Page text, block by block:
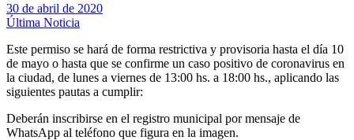
30 de abril de 2020
Última Noticia
Este permiso se hará de forma restrictiva y provisoria hasta el día 10
de mayo o hasta que se confirme un caso positivo de coronavirus en
la ciudad, de lunes a viernes de 13:00 hs. a 18:00 hs., aplicando las
siguientes pautas a cumplir:
Deberán inscribirse en el registro municipal por mensaje de
WhatsApp al teléfono que figura en la imagen.